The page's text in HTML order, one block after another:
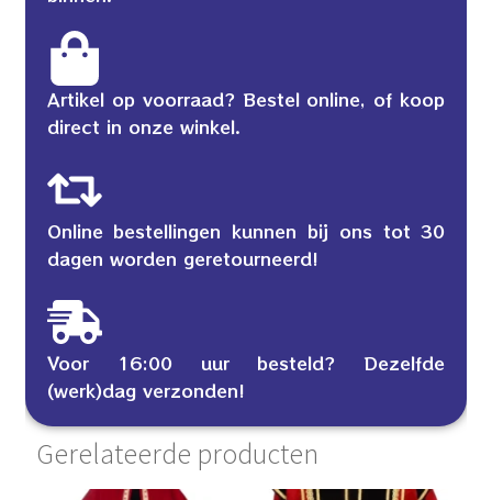
Artikel op voorraad? Bestel online, of koop
direct in onze winkel.
Online bestellingen kunnen bij ons tot 30
dagen worden geretourneerd!
Voor 16:00 uur besteld? Dezelfde
(werk)dag verzonden!
Gerelateerde producten